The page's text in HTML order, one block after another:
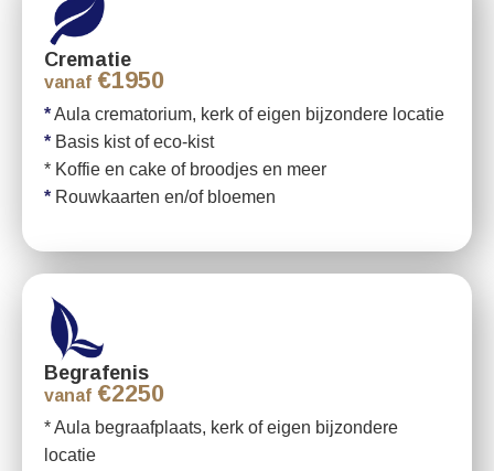
Crematie
vanaf €1950
*Aula crematorium, kerk of eigen bijzondere locatie
* Basis kist of eco-kist
* Koffie en cake of broodjes en meer
* Rouwkaarten en/of bloemen
Begrafenis
vanaf €2250
* Aula begraafplaats, kerk of eigen bijzondere
locatie